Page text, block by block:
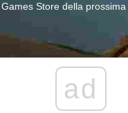
Store della
ad